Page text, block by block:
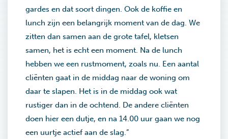
gardes en dat soort dingen. Ook de koffie en
lunch zijn een belangrijk moment van de dag. We
zitten dan samen aan de grote tafel, kletsen
samen, het is echt een moment. Na de lunch
hebben we een rustmoment, zoals nu. Een aantal
cliënten gaat in de middag naar de woning om
daar te slapen. Het is in de middag ook wat
rustiger dan in de ochtend. De andere cliënten
doen hier een dutje, en na 14.00 uur gaan we nog
een uurtje actief aan de slag.”